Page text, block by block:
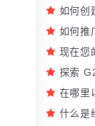
如何创
如何推
现在您
探索
在哪里
什么是